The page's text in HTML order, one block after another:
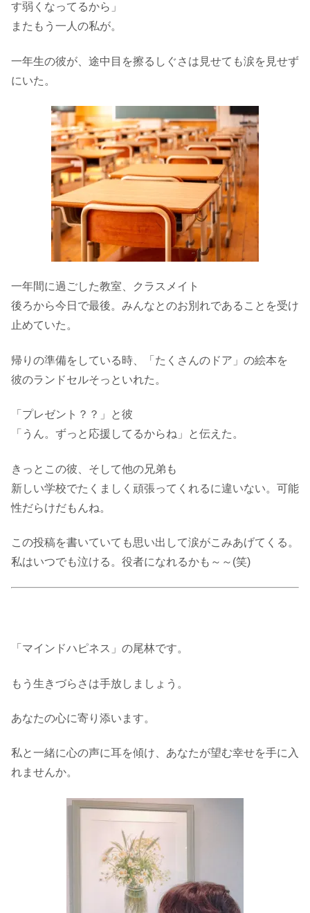
す弱くなってるから」
またもう一人の私が。
一年生の彼が、途中目を擦るしぐさは見せても涙を見せず
にいた。
一年間に過ごした教室、クラスメイト
後ろから今日で最後。みんなとのお別れであることを受け
止めていた。
帰りの準備をしている時、「たくさんのドア」の絵本を
彼のランドセルそっといれた。
「プレゼント？？」と彼
「うん。ずっと応援してるからね」と伝えた。
きっとこの彼、そして他の兄弟も
新しい学校でたくましく頑張ってくれるに違いない。可能
性だらけだもんね。
この投稿を書いていても思い出して涙がこみあげてくる。
私はいつでも泣ける。役者になれるかも～～(笑)
「マインドハピネス」の尾林です。
もう生きづらさは手放しましょう。
あなたの心に寄り添います。
私と一緒に心の声に耳を傾け、あなたが望む幸せを手に入
れませんか。